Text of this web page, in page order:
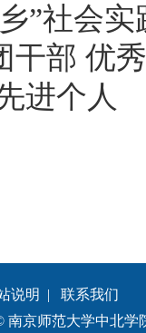
”社会
干部 优
进个人
说明 | 联系我们
南京师范大学中北学